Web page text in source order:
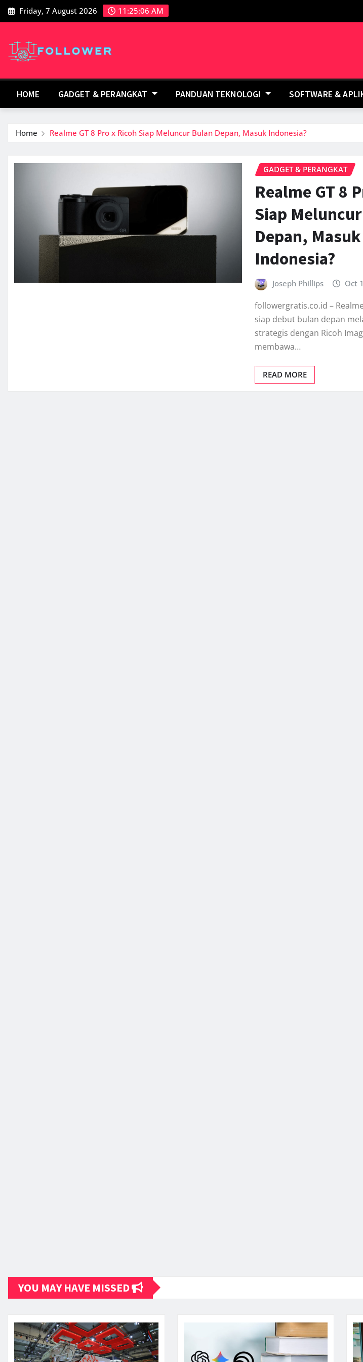
Skip
to
Friday, 7 August 2026 11:25:07 AM
HOME GADGET & PERANGKAT PANDUAN TEKNOLOGI SOFTWARE &
Home Realme GT 8 Pro x Ricoh Siap Meluncur Bulan Depan, Masuk Indonesia?
GADGET & PERANGKAT
Realme GT 8
Siap
Depan, Masuk
Indonesia?
Joseph Phillips Oct
followergratis.co.id –
siap debut bulan depan
strategis dengan Ricoh
membawa…
READ MORE
YOU MAY HAVE MISSED